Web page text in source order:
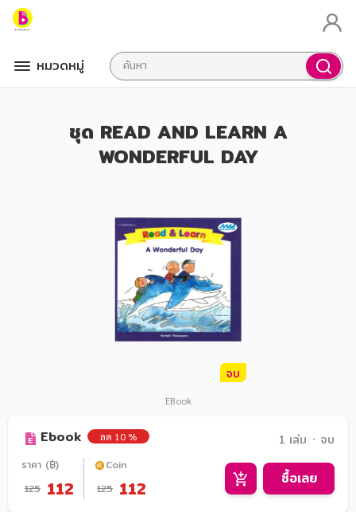
หมวดหมู่
ชุด READ AND LEARN A
WONDERFUL DAY
จบ
EBook
Ebook ลด 10 % 1 เล่ม ᛫ จบ
ราคา (฿)
125 112
Coin
125 112 ซื้อเลย